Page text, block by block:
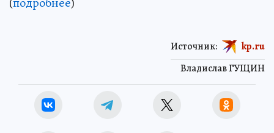
Владислав ГУЩИН
Источник: kp.ru